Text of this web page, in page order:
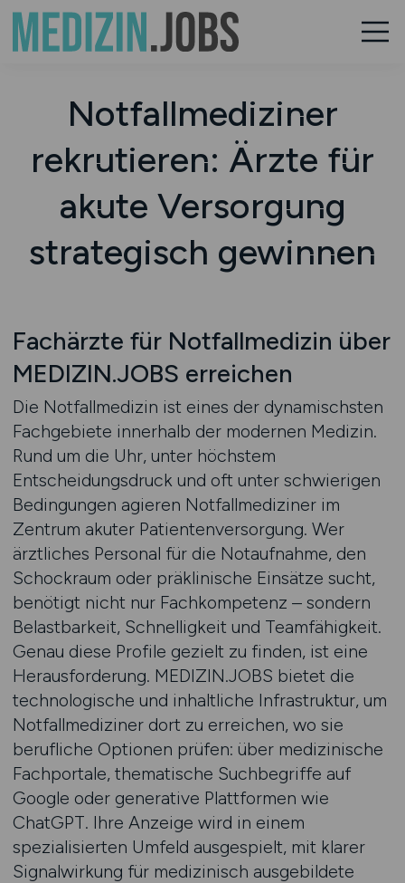
Notfallmediziner
rekrutieren: Ärzte für
akute Versorgung
strategisch gewinnen
Fachärzte für Notfallmedizin über
MEDIZIN.JOBS erreichen
Die Notfallmedizin ist eines der dynamischsten
Fachgebiete innerhalb der modernen Medizin.
Rund um die Uhr, unter höchstem
Entscheidungsdruck und oft unter schwierigen
Bedingungen agieren Notfallmediziner im
Zentrum akuter Patientenversorgung. Wer
ärztliches Personal für die Notaufnahme, den
Schockraum oder präklinische Einsätze sucht,
benötigt nicht nur Fachkompetenz – sondern
Belastbarkeit, Schnelligkeit und Teamfähigkeit.
Genau diese Profile gezielt zu finden, ist eine
Herausforderung. MEDIZIN.JOBS bietet die
technologische und inhaltliche Infrastruktur, um
Notfallmediziner dort zu erreichen, wo sie
berufliche Optionen prüfen: über medizinische
Fachportale, thematische Suchbegriffe auf
Google oder generative Plattformen wie
ChatGPT. Ihre Anzeige wird in einem
spezialisierten Umfeld ausgespielt, mit klarer
Signalwirkung für medizinisch ausgebildete